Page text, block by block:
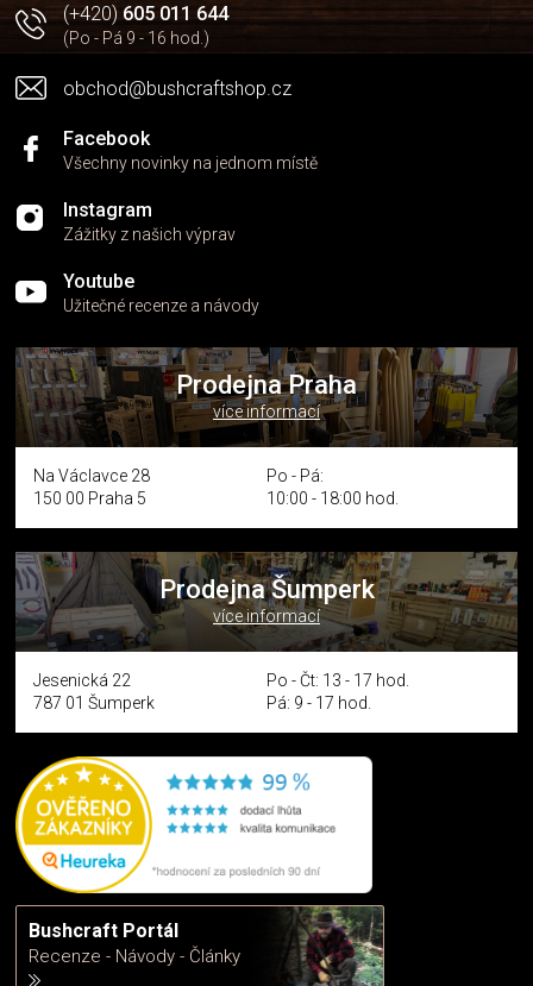
(+420)605 011 644
(Po - Pá 9 - 16 hod.)
obchod@bushcraftshop.cz
Facebook
Všechny novinky na jednom místě
Instagram
Zážitky z našich výprav
Youtube
Užitečné recenze a návody
Prodejna Praha
více informací
Na Václavce 28
150 00 Praha 5
Po - Pá:
10:00 - 18:00 hod.
Prodejna Šumperk
více informací
Jesenická 22
787 01 Šumperk
Po - Čt: 13 - 17 hod.
Pá: 9 - 17 hod.
Bushcraft Portál
Recenze - Návody - Články